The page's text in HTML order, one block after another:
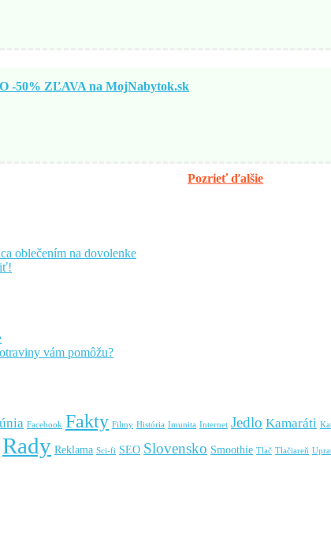
-50% ZĽAVA na MojNabytok.sk
Pozrieť ďalšie
oblečením na dovolenke
vám pomôžu?
Facebook Fakty Filmy História Imunita Internet Jedlo Kamaráti
Rady Reklama Sci-fi SEO Slovensko Smoothie Tlač Tlačiareň